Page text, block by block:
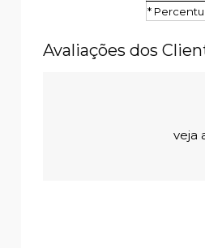
*
Avaliações dos
veja